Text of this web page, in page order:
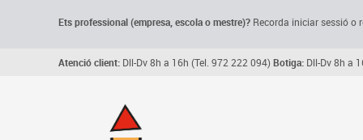
Ets professional (empresa, escolao mestre)? Recorda iniciar sessió o
Atenció client: Dll-Dv 8h a 16h (Tel. 972 222 094)Botiga: Dll-Dv 8h a